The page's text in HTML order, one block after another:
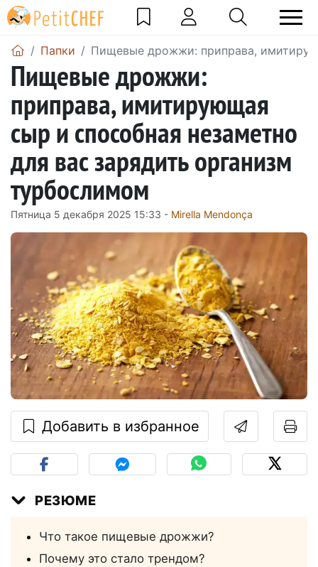
Папки Пищевые дрожжи: приправа,
Пищевые дрожжи:
приправа, имитирующая
сыр и способная незаметно
для вас зарядить организм
турбослимом
Пятница 5 декабря 2025 15:33 - Mirella Mendonça
Добавить в избранное
РЕЗЮМЕ
Что такое пищевые дрожжи?
Почему это стало трендом?